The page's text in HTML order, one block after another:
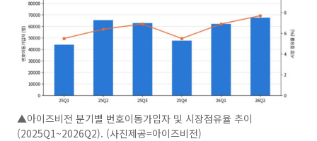
▲아이즈비전 분기별 번호이동가입자 및 시장점유율 추이
(2025Q1~2026Q2). (사진제공=아이즈비전)